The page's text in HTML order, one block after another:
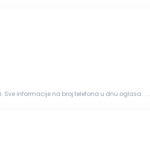
Sve informacije na broj telefona u dnu oglasa. ...